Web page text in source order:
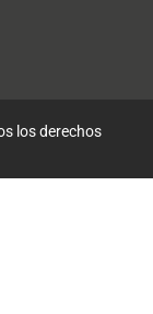
los derechos